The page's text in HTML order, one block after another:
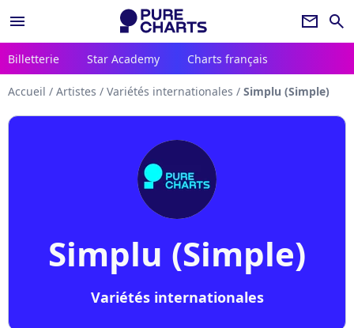
menu newsletter search
Billetterie Star Academy Charts français
Accueil / Artistes / Variétés internationales / Simplu (Simple)
Simplu (Simple)
Variétés internationales